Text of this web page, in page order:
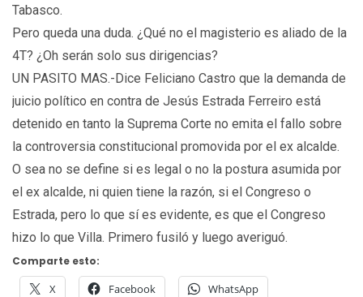
Tabasco.
Pero queda una duda. ¿Qué no el magisterio es aliado de la
4T? ¿Oh serán solo sus dirigencias?
UN PASITO MAS.-Dice Feliciano Castro que la demanda de
juicio político en contra de Jesús Estrada Ferreiro está
detenido en tanto la Suprema Corte no emita el fallo sobre
la controversia constitucional promovida por el ex alcalde.
O sea no se define si es legal o no la postura asumida por
el ex alcalde, ni quien tiene la razón, si el Congreso o
Estrada, pero lo que sí es evidente, es que el Congreso
hizo lo que Villa. Primero fusiló y luego averiguó.
Comparte esto:
X Facebook WhatsApp